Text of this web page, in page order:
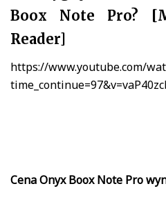
Boox Note Pro?
Reader]
https://www.youtube.com/
Cena Onyx Boox Note Pro